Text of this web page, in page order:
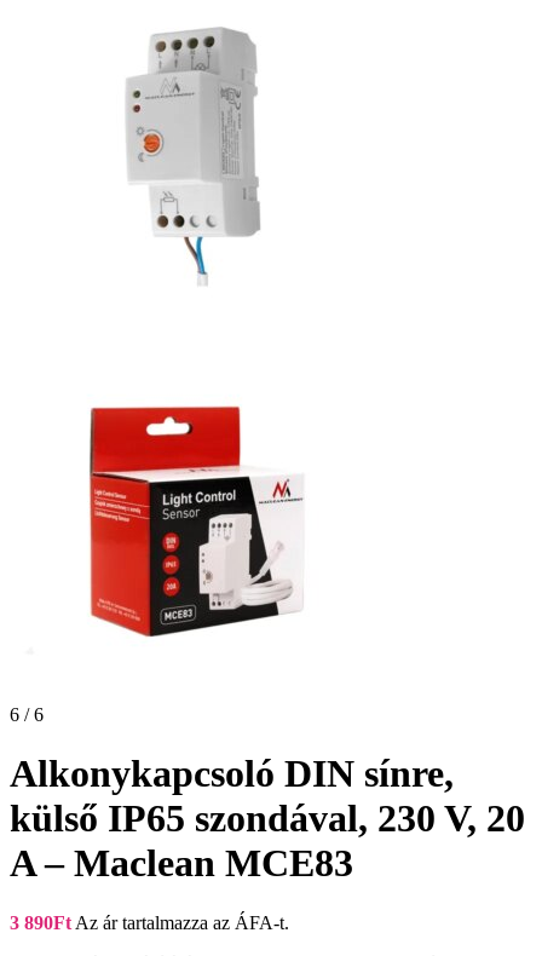
6 / 6
Alkonykapcsoló DIN sínre,
külső IP65 szondával, 230 V, 20
A – Maclean MCE83
3 890Ft Az ár tartalmazza az ÁFA-t.